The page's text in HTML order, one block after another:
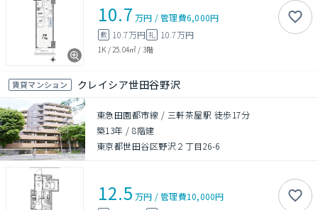
10.7 万円 /管理費6,000円
敷 10.7万円 礼 10.7万円
1K / 25.04㎡ / 3階
賃貸マンション クレイシア世田谷野沢
東急田園都市線 / 三軒茶屋駅 徒歩17分
築13年 /8階建
東京都世田谷区野沢２丁目26-6
12.5 万円 /管理費10,000円